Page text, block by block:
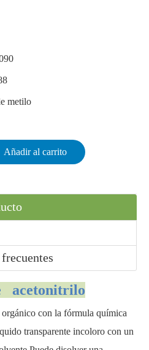
metilo
Añadir al carrito
acetonitrilo
con la fórmula química
transparente incoloro con un